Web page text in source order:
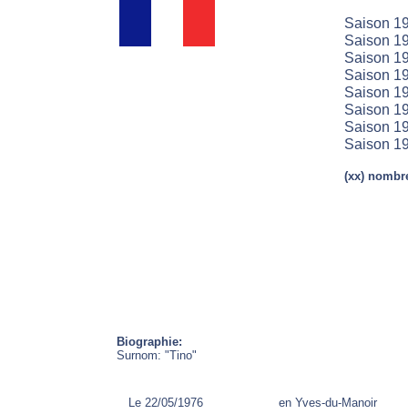
Saison
Saison
Saison
Saison
Saison
Saison
Saison
Saison
(xx)
Biographie:
Surnom: "Tino"
Le 22/05/1976
en Yves-du-Manoir